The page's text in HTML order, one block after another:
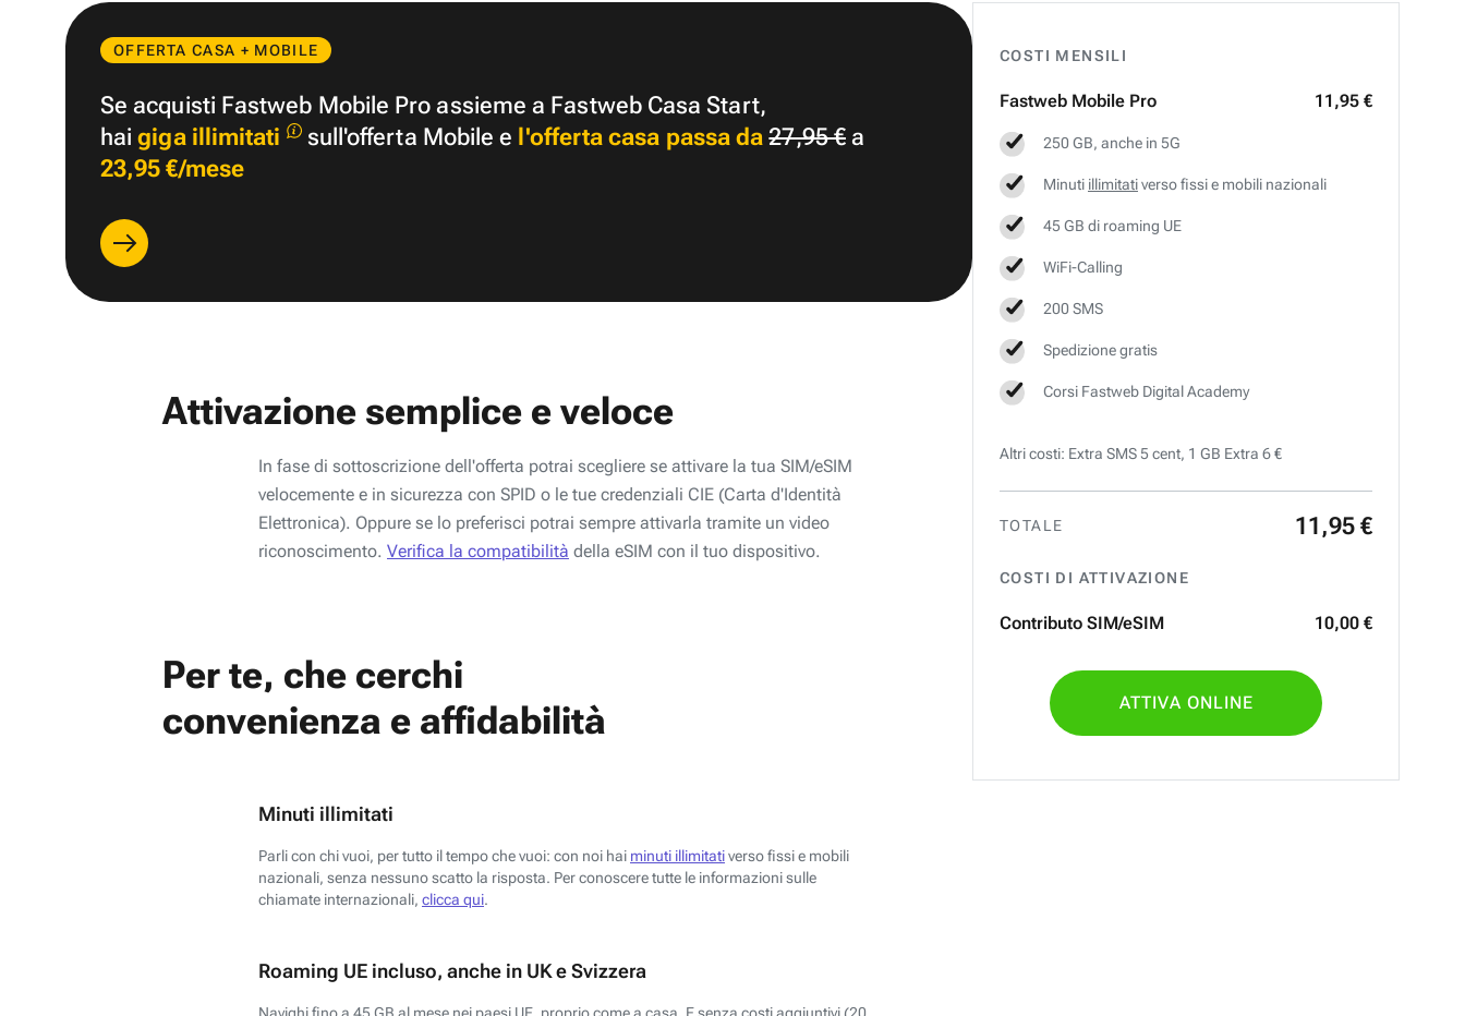
COSTI MENSILI
Fastweb Mobile Pro 11,95 €
250 GB, anche in 5G
Minuti illimitativerso fissi e mobili nazionali
45 GB di roaming UE
WiFi-Calling
200 SMS
Spedizione gratis
Corsi Fastweb Digital Academy
Altri costi: Extra SMS 5 cent, 1 GB Extra 6 €
TOTALE 11 ,95 €
COSTI DI ATTIVAZIONE
Contributo SIM/eSIM 10,00 €
ATTIVA ONLINE
OFFERTA CASA + MOBILE
Se acquisti Fastweb Mobile Pro assieme a Fastweb Casa Start,
haigiga illimitati sull'offerta Mobile e l'offerta casa passa da 27,95 €a
23,95 €/mese
Attivazione semplice e veloce
In fase di sottoscrizione dell'offerta potrai scegliere se attivare la tua SIM/eSIM
velocemente e in sicurezza con SPID o le tue credenziali CIE (Carta d'Identità
Elettronica). Oppure se lo preferisci potrai sempre attivarla tramite un video
riconoscimento. Verifica la compatibilità della eSIM con il tuo dispositivo.
Per te, che cerchi
convenienza e affidabilità
Minuti illimitati
Parli con chi vuoi, per tutto il tempo che vuoi: con noi hai minuti illimitativerso fissi e mobili
nazionali, senza nessuno scatto la risposta. Per conoscere tutte le informazioni sulle
chiamate internazionali, clicca qui.
Roaming UE incluso, anche in UK e Svizzera
Navighi fino a 45 GB al mese nei paesi UE, proprio come a casa. E senza costi aggiuntivi (20